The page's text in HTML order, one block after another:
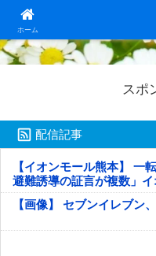
ホーム日本第一！ニュー
スポ
配信記事
【イオンモール熊本】 一
避難誘導の証言が複数」
疑い
【画像】 セブンイレブン